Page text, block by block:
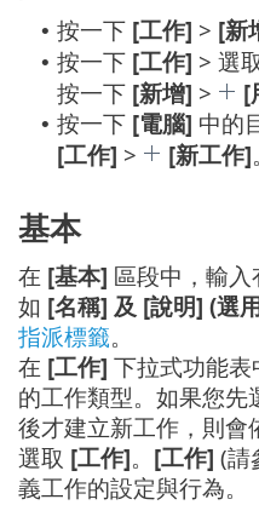
• 按一下 [工作] > [新
• 按一下 [工作] > 選
按一下 [新增] > [
• 按一下 [電腦] 中的
[工作] > [新工作]。
基本
在 [基本] 區段中，輸
如 [名稱] 及 [說明] (選
指派標籤。
在 [工作] 下拉式功能
的工作類型。如果您先
後才建立新工作，則會
選取 [工作]。 [工作] (請
義工作的設定與行為。